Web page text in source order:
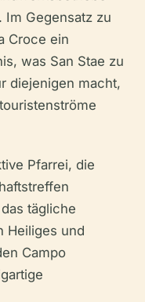
Im Gegensatz zu
Croce ein
was San Stae zu
diejenigen macht,
Pfarrei, die
tägliche
Heiliges und
Campo